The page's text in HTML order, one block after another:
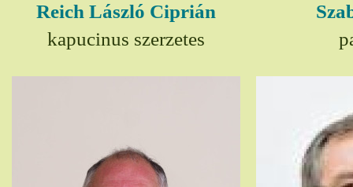
Reich László Ciprián
kapucinus szerzetes